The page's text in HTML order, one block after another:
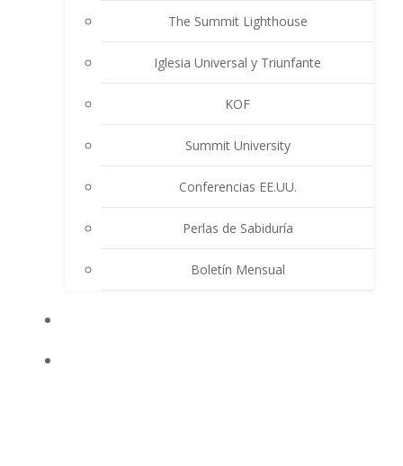
The Summit Lighthouse
Iglesia Universal y Triunfante
KOF
Summit University
Conferencias EE.UU.
Perlas de Sabiduría
Boletín Mensual